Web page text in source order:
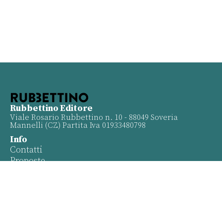
Rubbettino Editore
Viale Rosario Rubbettino n. 10 - 88049 Soveria
Mannelli (CZ) Partita Iva 01933480798
Info
Contatti
Proposte